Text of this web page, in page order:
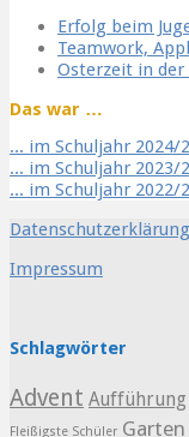
Erfolg beim
Teamwork,
Osterzeit in der
Das war …
... im Schuljahr 2024/
... im Schuljahr 2023/
... im Schuljahr 2022/
Datenschutzerklärung
Impressum
Schlagwörter
Advent Aufführung
Fleißigste Schüler Garten